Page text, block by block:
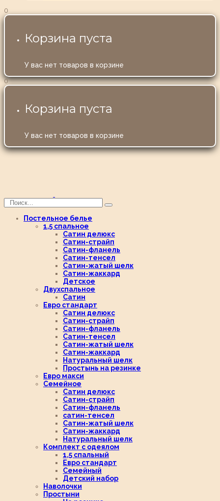
0
Корзина пуста
У вас нет товаров в корзине
0
Корзина пуста
У вас нет товаров в корзине
Постельное белье
1,5 спальное
Сатин делюкс
Сатин-страйп
Сатин-фланель
Сатин-тенсел
Сатин-жатый шелк
Сатин-жаккард
Детское
Двухспальное
Сатин
Евро стандарт
Сатин делюкс
Сатин-страйп
Сатин-фланель
Сатин-тенсел
Сатин-жатый шелк
Сатин-жаккард
Натуральный шелк
Простынь на резинке
Евро макси
Семейное
Сатин делюкс
Сатин-страйп
Сатин-фланель
сатин-тенсел
Сатин-жатый шелк
Сатин-жаккард
Натуральный шелк
Комплект с одеялом
1,5 спальный
Евро стандарт
Семейный
Детский набор
Наволочки
Простыни